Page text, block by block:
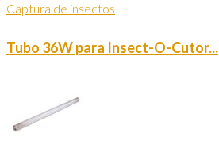
Captura de insectos
Tubo 36W para Insect-O-Cutor...